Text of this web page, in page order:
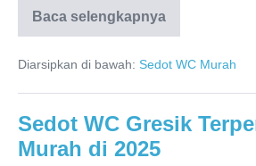
Baca selengkapnya
Jasa
Sedot
Nganjuk
–
Cepat
Septic
Diarsipkan di bawah: Sedot WC Murah
Sedot WC Gresik
Murah di 2025